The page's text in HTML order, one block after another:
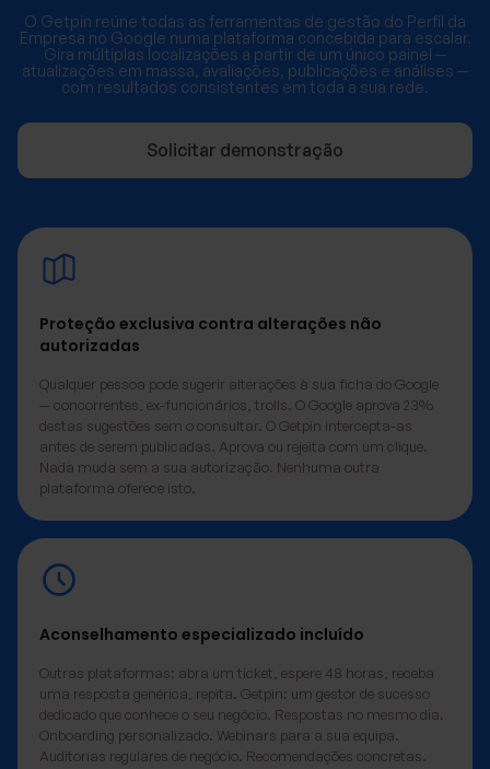
O Getpin reúne todas as ferramentas de gestão do Perfil da
Empresa no Google numa plataforma concebida para escalar.
Gira múltiplas localizações a partir de um único painel —
atualizações em massa, avaliações, publicações e análises —
com resultados consistentes em toda a sua rede.
Solicitar demonstração
Proteção exclusiva contra alterações não
autorizadas
Qualquer pessoa pode sugerir alterações à sua ficha do Google
— concorrentes, ex-funcionários, trolls. O Google aprova 23%
destas sugestões sem o consultar. O Getpin intercepta-as
antes de serem publicadas. Aprova ou rejeita com um clique.
Nada muda sem a sua autorização. Nenhuma outra
plataforma oferece isto.
Aconselhamento especializado incluído
Outras plataformas: abra um ticket, espere 48 horas, receba
uma resposta genérica, repita. Getpin: um gestor de sucesso
dedicado que conhece o seu negócio. Respostas no mesmo dia.
Onboarding personalizado. Webinars para a sua equipa.
Auditorias regulares de negócio. Recomendações concretas.